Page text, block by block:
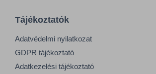
Tájékoztatók
Adatvédelmi nyilatkozat
GDPR tájékoztató
Adatkezelési tájékoztató